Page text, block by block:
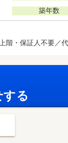
築年数
階・保証人不要／
る